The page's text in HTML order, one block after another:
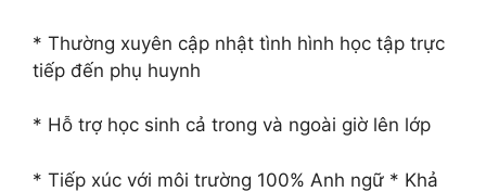
* Thường xuyên cập nhật tình hình học tập trực
tiếp đến phụ huynh
* Hỗ trợ học sinh cả trong và ngoài giờ lên lớp
* Tiếp xúc với môi trường 100% Anh ngữ * Khả